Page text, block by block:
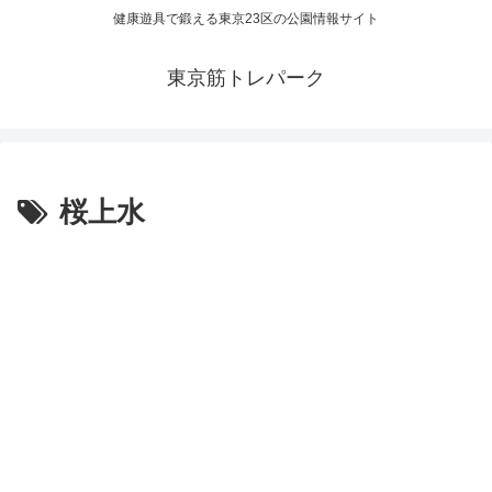
健康遊具で鍛える東京23区の公園情報サイト
東京筋トレパーク
桜上水